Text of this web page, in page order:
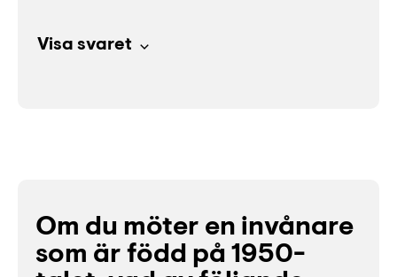
Visa svaret
Om du möter en invånare
som är född på 1950-